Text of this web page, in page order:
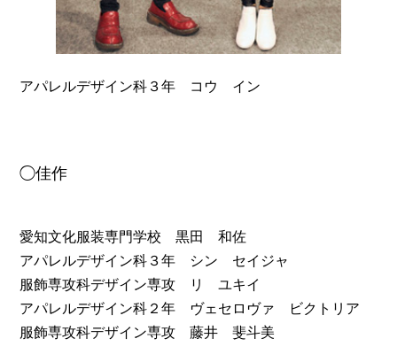
アパレルデザイン科３年 コウ イン
◯佳作
愛知文化服装専門学校 黒田 和佐
アパレルデザイン科３年 シン セイジャ
服飾専攻科デザイン専攻 リ ユキイ
アパレルデザイン科２年 ヴェセロヴァ ビクトリア
服飾専攻科デザイン専攻 藤井 斐斗美